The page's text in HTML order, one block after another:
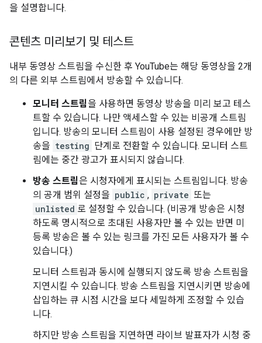
을 설명합니다.
콘텐츠 미리보기 및 테스트
내부 동영상 스트림을 수신한 후 YouTube는 해당 동영상을 2개
의 다른 외부 스트림에서 방송할 수 있습니다.
모니터 스트림 을 사용하면 동영상 방송을 미리 보고 테스
트할 수 있습니다. 나만 액세스할 수 있는 비공개 스트림
입니다. 방송의 모니터 스트림이 사용 설정된 경우에만 방
송을 testing 단계로 전환할 수 있습니다. 모니터 스트
림에는 중간 광고가 표시되지 않습니다.
방송 스트림 은 시청자에게 표시되는 스트림입니다. 방송
의 공개 범위 설정을 public , private 또는
unlisted 로 설정할 수 있습니다. (비공개 방송은 시청
하도록 명시적으로 초대된 사용자만 볼 수 있는 반면 미
등록 방송은 볼 수 있는 링크를 가진 모든 사용자가 볼 수
있습니다.)
모니터 스트림과 동시에 실행되지 않도록 방송 스트림을
지연시킬 수 있습니다. 방송 스트림을 지연시키면 방송에
삽입하는 큐 시점 시간을 보다 세밀하게 조정할 수 있습
니다.
하지만 방송 스트림을 지연하면 라이브 발표자가 시청 중